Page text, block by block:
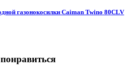
газонокосилки Caiman Twino 80CLV